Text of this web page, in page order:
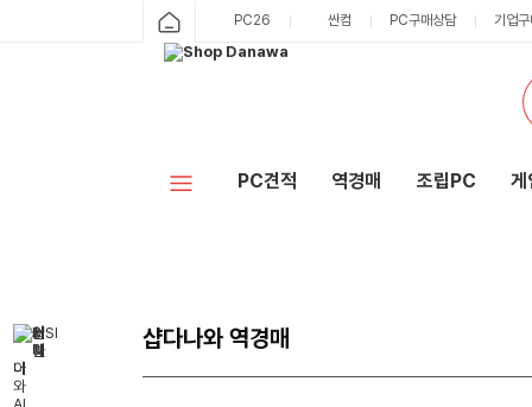
PC26 싼컴 PC구매상담 기업
PC견적 역경매 조립PC 게
샵다나와 역경매